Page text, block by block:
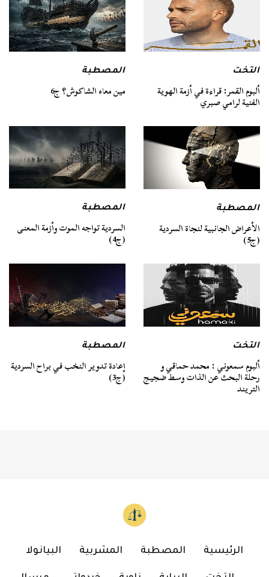
التخت
ألبوم القمر: قراءة في أزمة الهوية
الفنية لرامي صبري
المصطبة
مين معاه الشاكوش؟ ج6
المصطبة
الأعراض الجانبية لنجاة السردية
(ج5)
المصطبة
السردية تواجه الموت وأزمة المعنى
(ج4)
التخت
ألبوم سمعوني : محمد حماقي و
رحلة البحث عن الذات وسط ضجيج
التريند
المصطبة
إعادة تدوير النخب في براح السردية
(ج3)
الرئيسية المصطبة المشربية البيانولا